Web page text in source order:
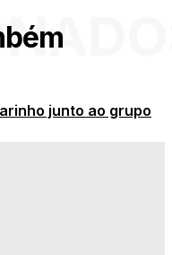
junto ao grupo